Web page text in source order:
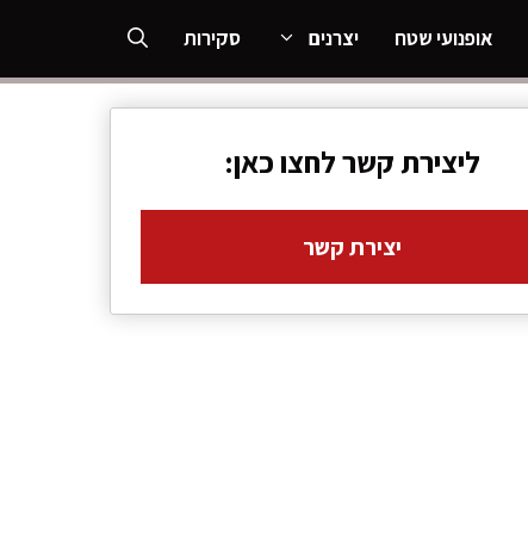
אופנועי שטח יצרנים סקירות
ליצירת קשר לחצו כאן:
יצירת קשר